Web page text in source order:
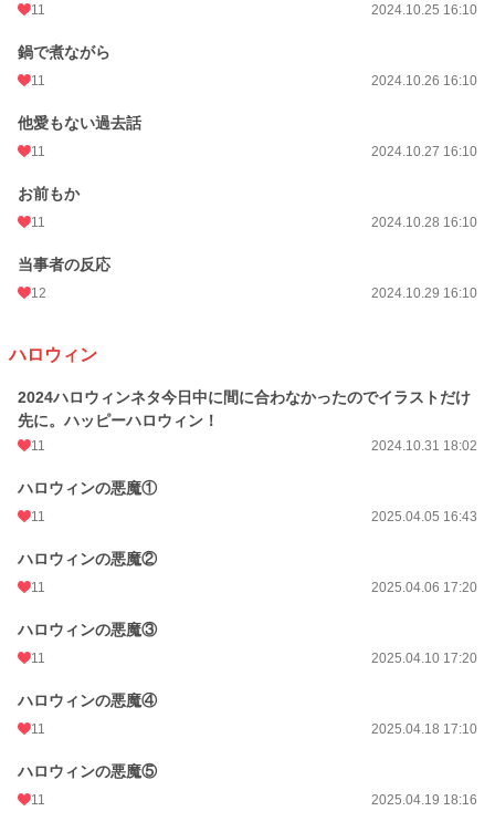
11 2024.10.25 16:10
鍋で煮ながら
11 2024.10.26 16:10
他愛もない過去話
11 2024.10.27 16:10
お前もか
11 2024.10.28 16:10
当事者の反応
12 2024.10.29 16:10
ハロウィン
2024ハロウィンネタ今日中に間に合わなかったのでイラストだけ
先に。ハッピーハロウィン！
11 2024.10.31 18:02
ハロウィンの悪魔①
11 2025.04.05 16:43
ハロウィンの悪魔②
11 2025.04.06 17:20
ハロウィンの悪魔③
11 2025.04.10 17:20
ハロウィンの悪魔④
11 2025.04.18 17:10
ハロウィンの悪魔⑤
11 2025.04.19 18:16